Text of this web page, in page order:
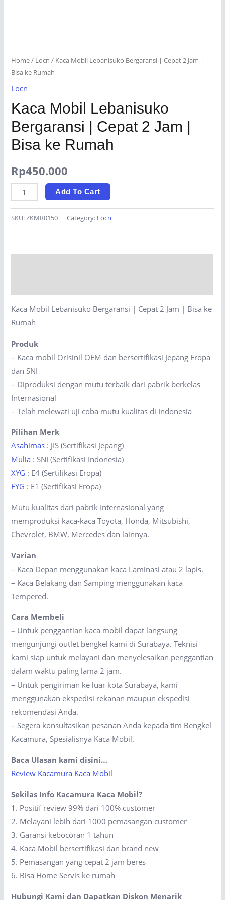
Home/ Locn / Kaca Mobil Lebanisuko Bergaransi | Cepat 2 Jam |
Bisa ke Rumah
Locn
Kaca Mobil Lebanisuko
Bergaransi | Cepat 2 Jam |
Bisa ke Rumah
Rp450.000
Kaca
Mobil
Lebanisuko
|
Bisa
ke
Rumah
quantity
Add To Cart
SKU:ZKMR0150 Category: Locn
Kaca Mobil Lebanisuko Bergaransi | Cepat 2 Jam | Bisa ke
Rumah
Produk
– Kaca mobil Orisinil OEM dan bersertifikasi Jepang Eropa
dan SNI
– Diproduksi dengan mutu terbaik dari pabrik berkelas
Internasional
– Telah melewati uji coba mutu kualitas di Indonesia
Pilihan Merk
Asahimas : JIS (Sertifikasi Jepang)
Mulia : SNI (Sertifikasi Indonesia)
XYG : E4 (Sertifikasi Eropa)
FYG : E1 (Sertifikasi Eropa)
Mutu kualitas dari pabrik Internasional yang
memproduksi kaca-kaca Toyota, Honda, Mitsubishi,
Chevrolet, BMW, Mercedes dan lainnya.
Varian
– Kaca Depan menggunakan kaca Laminasi atau 2 lapis.
– Kaca Belakang dan Samping menggunakan kaca
Tempered.
Cara Membeli
– Untuk penggantian kaca mobil dapat langsung
mengunjungi outlet bengkel kami di Surabaya. Teknisi
kami siap untuk melayani dan menyelesaikan penggantian
dalam waktu paling lama 2 jam.
– Untuk pengiriman ke luar kota Surabaya, kami
menggunakan ekspedisi rekanan maupun ekspedisi
rekomendasi Anda.
– Segera konsultasikan pesanan Anda kepada tim Bengkel
Kacamura, Spesialisnya Kaca Mobil.
Baca Ulasan kami disini…
Review Kacamura Kaca Mobil
Sekilas Info Kacamura Kaca Mobil?
1. Positif review 99% dari 100% customer
2. Melayani lebih dari 1000 pemasangan customer
3. Garansi kebocoran 1 tahun
4. Kaca Mobil bersertifikasi dan brand new
5. Pemasangan yang cepat 2 jam beres
6. Bisa Home Servis ke rumah
Hubungi Kami dan Dapatkan Diskon Menarik